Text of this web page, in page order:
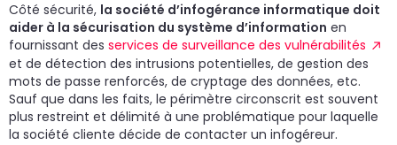
Côté sécurité, la société d’infogérance informatique doit
aider à la sécurisation du système d’information en
fournissant des services de surveillance des vulnérabilités
et de détection des intrusions potentielles, de gestion des
mots de passe renforcés, de cryptage des données, etc.
Sauf que dans les faits, le périmètre circonscrit est souvent
plus restreint et délimité à une problématique pour laquelle
la société cliente décide de contacter un infogéreur.